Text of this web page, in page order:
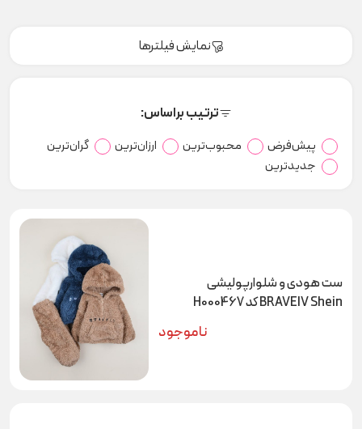
نمایش فیلترها
ترتیب براساس:
پیش‌فرض محبوب‌ترین ارزان‌ترین
گران‌ترین
جدیدترین
ست هودی و شلوارپولیشی
BRAVEIV Shein کد H000467
ناموجود